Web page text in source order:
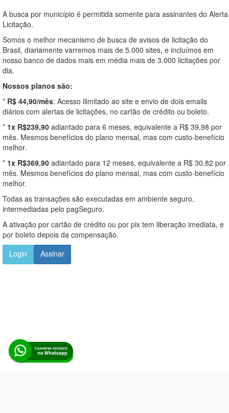
A busca por município é permitida somente para assinantes do Alerta
Licitação.
Somos o melhor mecanismo de busca de avisos de licitação do
Brasil, diariamente varremos mais de 5.000 sites, e incluímos em
nosso banco de dados mais em média mais de 3.000 licitações por
dia.
Nossos planos são:
* R$ 44,90/mês: Acesso ilimitado ao site e envio de dois emails
diários com alertas de licitações, no cartão de crédito ou boleto.
* 1x R$239,90 adiantado para 6 meses, equivalente a R$ 39,98 por
mês. Mesmos benefícios do plano mensal, mas com custo-benefício
melhor.
* 1x R$369,90 adiantado para 12 meses, equivalente a R$ 30,82 por
mês. Mesmos benefícios do plano mensal, mas com custo-benefício
melhor.
Todas as transações são executadas em ambiente seguro,
intermediadas pelo pagSeguro.
A ativação por cartão de crédito ou por pix tem liberação imediata, e
por boleto depois da compensação.
Login
Assinar